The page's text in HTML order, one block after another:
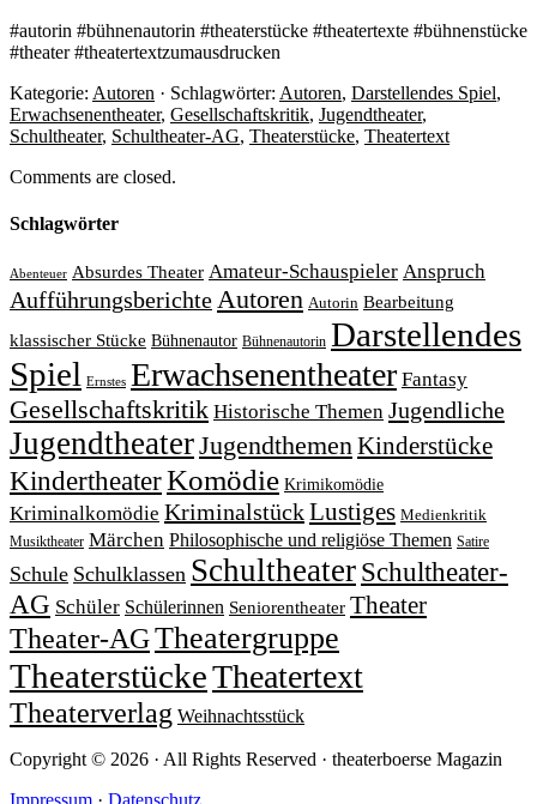
#autorin #bühnenautorin #theaterstücke #theatertexte #bühnenstücke
#theater #theatertextzumausdrucken
Kategorie: Autoren · Schlagwörter: Autoren, Darstellendes Spiel,
Erwachsenentheater, Gesellschaftskritik, Jugendtheater,
Schultheater, Schultheater-AG, Theaterstücke, Theatertext
Comments are closed.
Schlagwörter
Abenteuer Absurdes Theater Amateur-Schauspieler Anspruch
AufführungsberichteAutoren Autorin Bearbeitung
klassischer Stücke Bühnenautor Bühnenautorin Darstellendes
Spiel Ernstes Erwachsenentheater Fantasy
Gesellschaftskritik Historische Themen Jugendliche
JugendtheaterJugendthemenKinderstücke
KindertheaterKomödie Krimikomödie
Kriminalkomödie KriminalstückLustiges Medienkritik
Musiktheater Märchen Philosophische und religiöse Themen Satire
Schule Schulklassen Schultheater Schultheater-
AG Schüler Schülerinnen Seniorentheater Theater
Theater-AGTheatergruppe
TheaterstückeTheatertext
Theaterverlag Weihnachtsstück
Copyright © 2026 · All Rights Reserved · theaterboerse Magazin